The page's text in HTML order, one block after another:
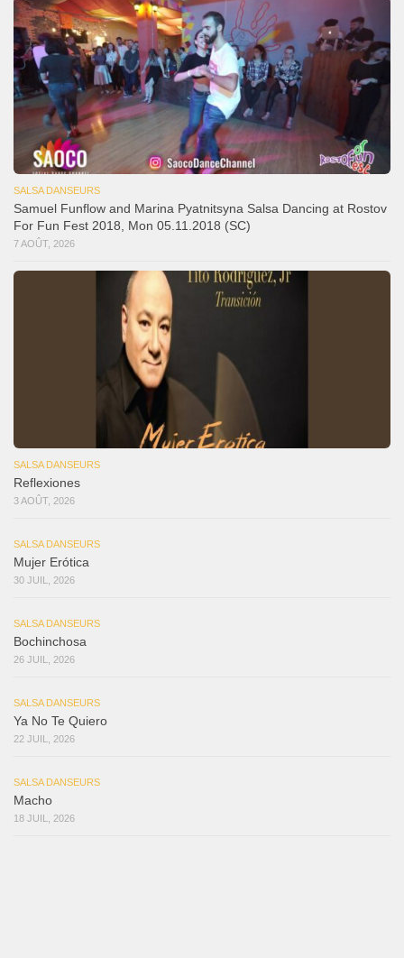
SALSA DANSEURS
Samuel Funflow and Marina Pyatnitsyna Salsa Dancing at Rostov
For Fun Fest 2018, Mon 05.11.2018 (SC)
7 AOÛT, 2026
SALSA DANSEURS
Reflexiones
3 AOÛT, 2026
SALSA DANSEURS
Mujer Erótica
30 JUIL, 2026
SALSA DANSEURS
Bochinchosa
26 JUIL, 2026
SALSA DANSEURS
Ya No Te Quiero
22 JUIL, 2026
SALSA DANSEURS
Macho
18 JUIL, 2026